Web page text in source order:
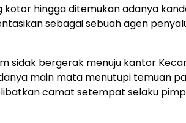
kotor hingga ditemukan adanya
sebagai sebuah agen
sidak bergerak menuju kantor
main mata menutupi temuan
camat setempat selaku